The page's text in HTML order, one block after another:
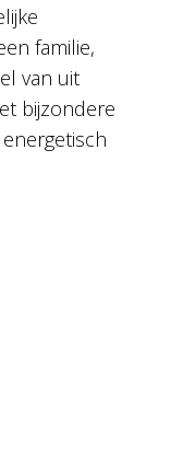
familie,
van uit
bijzondere